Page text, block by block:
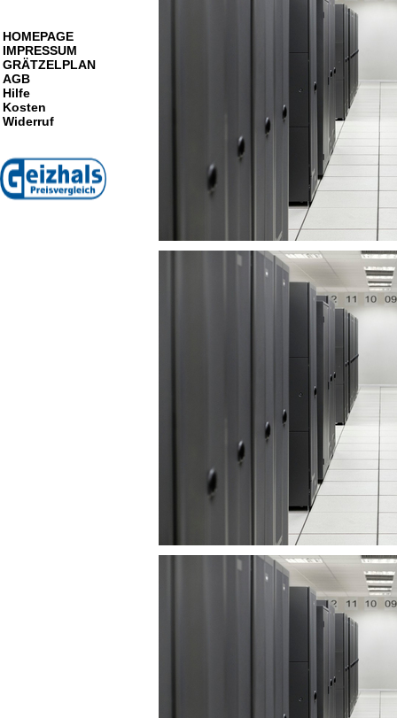
HOMEPAGE
IMPRESSUM
GRÄTZELPLAN
AGB
Hilfe
Kosten
Widerruf